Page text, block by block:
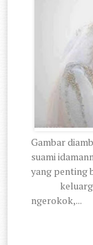
Gambar
suami
yang penting
ngerokok,...